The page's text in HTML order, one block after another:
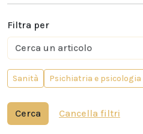
Filtra per
Sanità Psichiatria e psicologia
Cerca Cancella filtri